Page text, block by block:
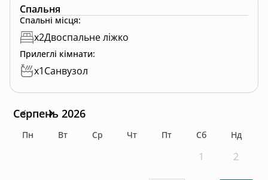
гриби.
Працює крамничка з сувенірною та крафтовою
продукцією в якій розміщено виставку картин
художника Івана Платка, які можна собі придбати.
Спальня
Спальні місця:
x2Двоспальне ліжко
Прилеглі кімнати:
x1Санвузол
Серпень 2026
Пн Вт Ср Чт Пт Сб Нд
1 2